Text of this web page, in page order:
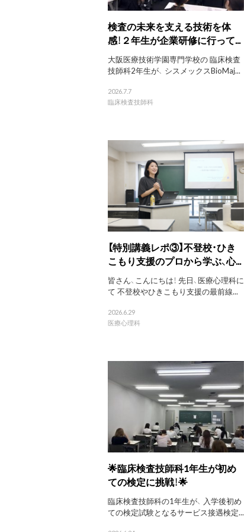
検査の未来を支える技術を体
感！２年生が企業研修に行って...
大阪医療技術学園専門学校の 臨床検査
技師科2年生が、 シスメックスBioMaj...
2026.7.7
臨床検査技師科
【特別講義レポ③】不登校・ひき
こもり支援のプロから学ぶ、心...
皆さん、こんにちは！ 先日、医療心理科に
て 不登校やひきこもり支援の最前線...
2026.6.29
医療心理科
🌟臨床検査技師科1年生が初め
ての検定に挑戦！🌟
臨床検査技師科の1年生が、 入学後初め
ての検定試験となるサービス接遇検定...